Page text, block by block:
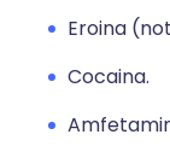
Eroina
Cocaina.